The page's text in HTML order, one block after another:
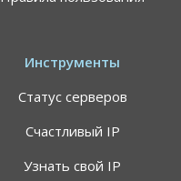
Инструменты
Статус серверов
Счастливый IP
Узнать свой IP